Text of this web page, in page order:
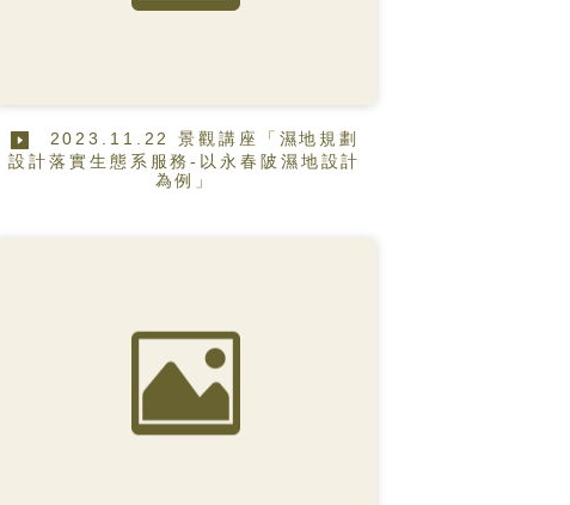
2023.11.22 景觀講座「濕地規劃
設計落實生態系服務-以永春陂濕地設計
為例」